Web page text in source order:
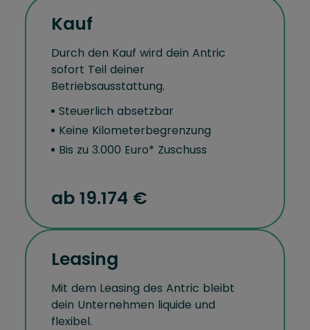
Kauf
Durch den Kauf wird dein Antric
sofort Teil deiner
Betriebsausstattung.
Steuerlich absetzbar
Keine Kilometerbegrenzung
Bis zu 3.000 Euro* Zuschuss
ab 19.174 €
Leasing
Mit dem Leasing des Antric bleibt
dein Unternehmen liquide und
flexibel.